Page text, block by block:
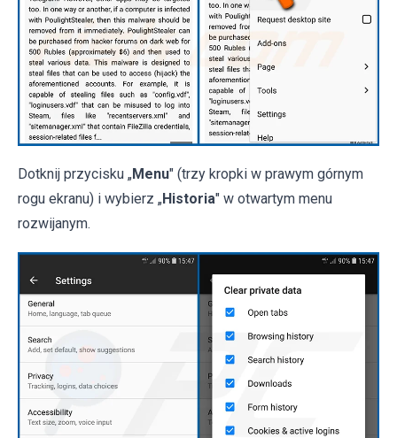
Dotknij przycisku „Menu" (trzy kropki w prawym górnym
rogu ekranu) i wybierz „Historia" w otwartym menu
rozwijanym.